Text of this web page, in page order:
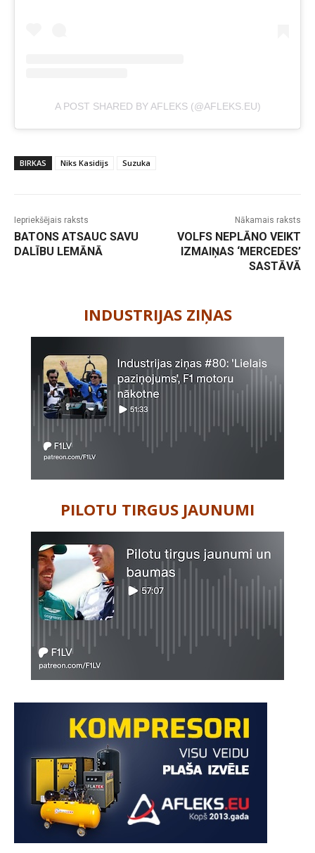
A POST SHARED BY AFLEKS (@AFLEKS.EU)
BIRKAS Niks Kasidijs Suzuka
Iepriekšējais raksts
BATONS ATSAUC SAVU
DALĪBU LEMĀNĀ
Nākamais raksts
VOLFS NEPLĀNO VEIKT
IZMAIŅAS ‘MERCEDES’
SASTĀVĀ
INDUSTRIJAS ZIŅAS
PILOTU TIRGUS JAUNUMI